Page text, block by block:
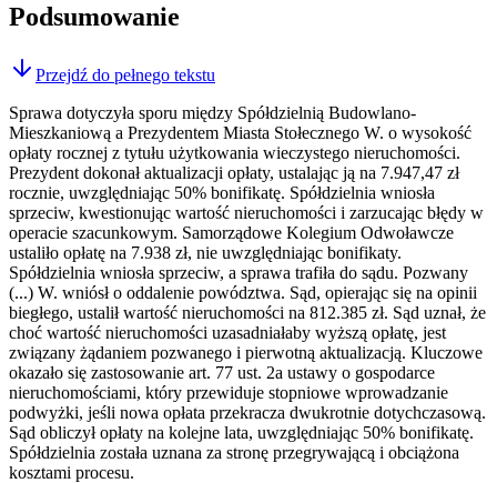
Podsumowanie
Przejdź do pełnego tekstu
Sprawa dotyczyła sporu między Spółdzielnią Budowlano-
Mieszkaniową a Prezydentem Miasta Stołecznego W. o wysokość
opłaty rocznej z tytułu użytkowania wieczystego nieruchomości.
Prezydent dokonał aktualizacji opłaty, ustalając ją na 7.947,47 zł
rocznie, uwzględniając 50% bonifikatę. Spółdzielnia wniosła
sprzeciw, kwestionując wartość nieruchomości i zarzucając błędy w
operacie szacunkowym. Samorządowe Kolegium Odwoławcze
ustaliło opłatę na 7.938 zł, nie uwzględniając bonifikaty.
Spółdzielnia wniosła sprzeciw, a sprawa trafiła do sądu. Pozwany
(...) W. wniósł o oddalenie powództwa. Sąd, opierając się na opinii
biegłego, ustalił wartość nieruchomości na 812.385 zł. Sąd uznał, że
choć wartość nieruchomości uzasadniałaby wyższą opłatę, jest
związany żądaniem pozwanego i pierwotną aktualizacją. Kluczowe
okazało się zastosowanie art. 77 ust. 2a ustawy o gospodarce
nieruchomościami, który przewiduje stopniowe wprowadzanie
podwyżki, jeśli nowa opłata przekracza dwukrotnie dotychczasową.
Sąd obliczył opłaty na kolejne lata, uwzględniając 50% bonifikatę.
Spółdzielnia została uznana za stronę przegrywającą i obciążona
kosztami procesu.